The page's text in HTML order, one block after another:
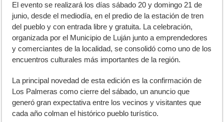
El evento se realizará los díassábado 20 y domingo 21 de
junio, desde el mediodía, en el predio de la estación de tren
del pueblo y conentrada libre y gratuita. La celebración,
organizada por el Municipio de Luján junto a emprendedores
y comerciantes de la localidad, se consolidó como uno de los
encuentros culturales más importantes de la región.
La principal novedad de esta edición es la confirmación de
Los Palmeras como cierre del sábado, un anuncio que
generó gran expectativa entre los vecinos y visitantes que
cada año colman el histórico pueblo turístico.